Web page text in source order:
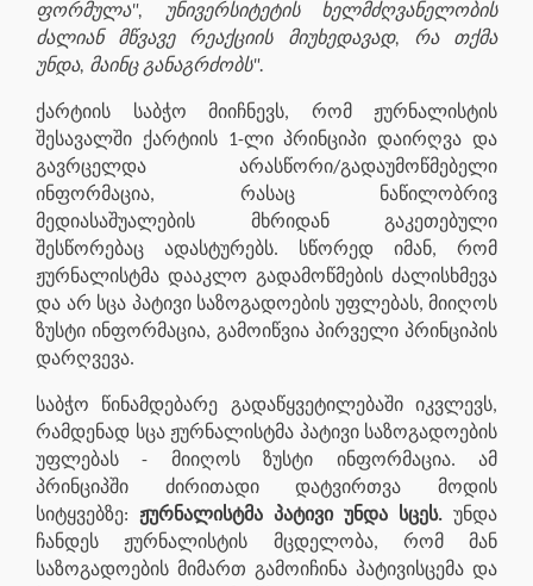
ფორმულა", უნივერსიტეტის ხელმძღვანელობის
ძალიან მწვავე რეაქციის მიუხედავად, რა თქმა
უნდა, მაინც განაგრძობს".
ქარტიის საბჭო მიიჩნევს, რომ ჟურნალისტის
შესავალში ქარტიის 1-ლი პრინციპი დაირღვა და
გავრცელდა არასწორი/გადაუმოწმებელი
ინფორმაცია, რასაც ნაწილობრივ
მედიასაშუალების მხრიდან გაკეთებული
შესწორებაც ადასტურებს. სწორედ იმან, რომ
ჟურნალისტმა დააკლო გადამოწმების ძალისხმევა
და არ სცა პატივი საზოგადოების უფლებას, მიიღოს
ზუსტი ინფორმაცია, გამოიწვია პირველი პრინციპის
დარღვევა.
საბჭო წინამდებარე გადაწყვეტილებაში იკვლევს,
რამდენად სცა ჟურნალისტმა პატივი საზოგადოების
უფლებას - მიიღოს ზუსტი ინფორმაცია. ამ
პრინციპში ძირითადი დატვირთვა მოდის
სიტყვებზე: ჟურნალისტმა პატივი უნდა სცეს. უნდა
ჩანდეს ჟურნალისტის მცდელობა, რომ მან
საზოგადოების მიმართ გამოიჩინა პატივისცემა და